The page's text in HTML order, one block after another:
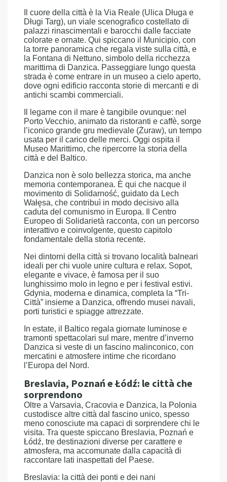
Il cuore della città è la Via Reale (Ulica Długa e
Długi Targ), un viale scenografico costellato di
palazzi rinascimentali e barocchi dalle facciate
colorate e ornate. Qui spiccano il Municipio, con
la torre panoramica che regala viste sulla città, e
la Fontana di Nettuno, simbolo della ricchezza
marittima di Danzica. Passeggiare lungo questa
strada è come entrare in un museo a cielo aperto,
dove ogni edificio racconta storie di mercanti e di
antichi scambi commerciali.
Il legame con il mare è tangibile ovunque: nel
Porto Vecchio, animato da ristoranti e caffè, sorge
l’iconico grande gru medievale (Żuraw), un tempo
usata per il carico delle merci. Oggi ospita il
Museo Marittimo, che ripercorre la storia della
città e del Baltico.
Danzica non è solo bellezza storica, ma anche
memoria contemporanea. È qui che nacque il
movimento di Solidarność, guidato da Lech
Wałęsa, che contribuì in modo decisivo alla
caduta del comunismo in Europa. Il Centro
Europeo di Solidarietà racconta, con un percorso
interattivo e coinvolgente, questo capitolo
fondamentale della storia recente.
Nei dintorni della città si trovano località balneari
ideali per chi vuole unire cultura e relax. Sopot,
elegante e vivace, è famosa per il suo
lunghissimo molo in legno e per i festival estivi.
Gdynia, moderna e dinamica, completa la “Tri-
Città” insieme a Danzica, offrendo musei navali,
porti turistici e spiagge attrezzate.
In estate, il Baltico regala giornate luminose e
tramonti spettacolari sul mare, mentre d’inverno
Danzica si veste di un fascino malinconico, con
mercatini e atmosfere intime che ricordano
l’Europa del Nord.
Breslavia, Poznań e Łódź: le città che
sorprendono
Oltre a Varsavia, Cracovia e Danzica, la Polonia
custodisce altre città dal fascino unico, spesso
meno conosciute ma capaci di sorprendere chi le
visita. Tra queste spiccano Breslavia, Poznań e
Łódź, tre destinazioni diverse per carattere e
atmosfera, ma accomunate dalla capacità di
raccontare lati inaspettati del Paese.
Breslavia: la città dei ponti e dei nani